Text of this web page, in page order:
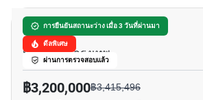
การยืนยันสถานะว่าง เมื่อ 3 วันที่ผ่านมา
ดีลพิเศษ
ผ่านการตรวจสอบแล้ว
อาร์ติซาน รัชดา
ห้วยขวาง, กรุงเทพ
฿3,200,000฿3,415,496